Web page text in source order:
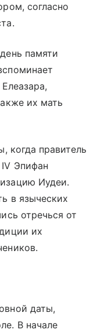
согласно
памяти
их мать
когда правитель
Эпифан
Иудеи.
в языческих
отречься от
их
даты,
В начале